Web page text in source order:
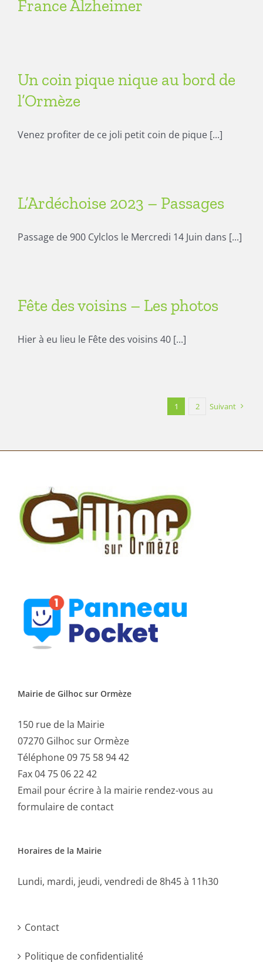
France Alzheimer
Un coin pique nique au bord de
l’Ormèze
Venez profiter de ce joli petit coin de pique [...]
L’Ardéchoise 2023 – Passages
Passage de 900 Cylclos le Mercredi 14 Juin dans [...]
Fête des voisins – Les photos
Hier à eu lieu le Fête des voisins 40 [...]
1 2 Suivant
Mairie de Gilhoc sur Ormèze
150 rue de la Mairie
07270 Gilhoc sur Ormèze
Téléphone 09 75 58 94 42
Fax 04 75 06 22 42
Email pour écrire à la mairie rendez-vous au
formulaire de contact
Horaires de la Mairie
Lundi, mardi, jeudi, vendredi de 8h45 à 11h30
Contact
Politique de confidentialité